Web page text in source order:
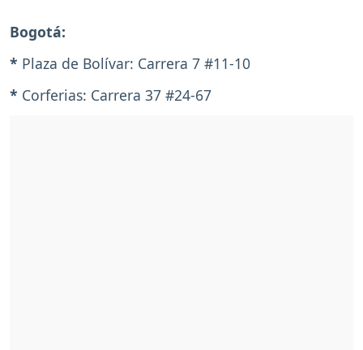
Bogotá:
* Plaza de Bolívar: Carrera 7 #11-10
* Corferias: Carrera 37 #24-67